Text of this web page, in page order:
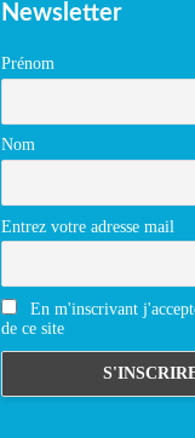
Newsletter
Prénom
Nom
Entrez votre adresse mail
En m'inscrivant
de ce site